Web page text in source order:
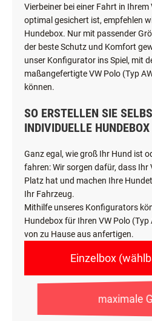
Vierbeiner bei einer Fahrt in Ihrem
optimal gesichert ist, empfehlen
Hundebox. Nur mit passender
der beste Schutz und Komfort
unser Konfigurator ins Spiel, mit
maßangefertigte VW Polo (Typ
können.
SO ERSTELLEN SIE
INDIVIDUELLE
Ganz egal, wie groß Ihr Hund ist
fahren: Wir sorgen dafür, dass Ihr
Platz hat und machen Ihre
Ihr Fahrzeug.
Mithilfe unseres Konfigurators
Hundebox für Ihren VW Polo
von zu Hause aus anfertigen.
Einzelbox
maximale